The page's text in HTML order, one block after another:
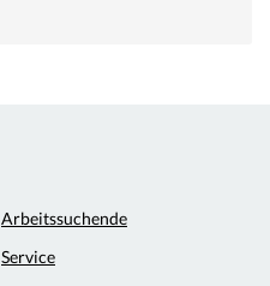
Arbeitssuchende
Service